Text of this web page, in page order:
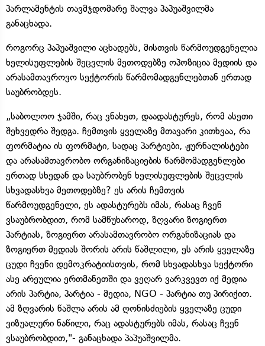
პარლამენტის თავმჯდომარე შალვა პაპუაშვილმა
განაცხადა.
როგორც პაპუაშვილი აცხადებს, მისთვის წარმოუდგენელია
ხელისუფლების შეცვლის მეთოდებზე ოპოზიცია მედიის და
არასამთავროვო სექტორის წარმომადგენლებთან ერთად
საუბრობდეს.
„საბოლოო ჯამში, რაც ვნახეთ, დაადასტურეს, რომ ასეთი
შეხვედრა შედგა. ჩემთვის ყველაზე მთავარი კითხვაა, რა
ფორმატია ის ფორმატი, სადაც პარტიები, ჟურნალისტები
და არასამთავრობო ორგანიზაციების წარმომადგენლები
ერთად სხედან და საუბრობენ ხელისუფლების შეცვლის
სხვადასხვა მეთოდებზე? ეს არის ჩემთვის
წარმოუდგენელი, ეს ადასტურებს იმას, რასაც ჩვენ
ვსაუბრობდით, რომ სამწუხაროდ, ზღვარი ზოგიერთ
პარტიას, ზოგიერთ არასამთავრობო ორგანიზაციას და
ზოგიერთ მედიას შორის არის წაშლილი, ეს არის ყველაზე
ცუდი ჩვენი დემოკრატიისთვის, რომ სხვადასხვა სექტორი
ასე არეულია ერთმანეთში და ვეღარ ვარკვევთ იქ მედია
არის პარტია, პარტია - მედია, NGO - პარტია თუ პირიქით.
ამ ზღვარის წაშლა არის ამ ღონისძიების ყველაზე ცუდი
ვიზუალური ნაწილი, რაც ადასტურებს იმას, რასაც ჩვენ
ვსაუბრობდით,"- განაცხადა პაპუაშვილმა.